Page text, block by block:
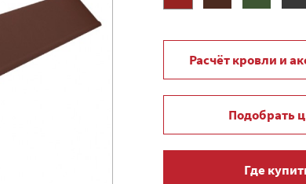
Расчёт кровли и
Подобрать
Где